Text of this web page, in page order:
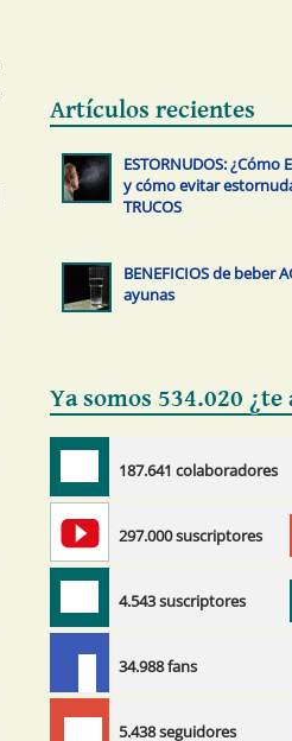
Artículos recientes
ESTORNUDOS: ¿Cómo
y cómo evitar
TRUCOS
BENEFICIOS de beber
ayunas
Ya somos 534.020 ¿te
187.641 colaboradores
297.000 suscriptores
4.543 suscriptores
34.988 fans
5.438 seguidores